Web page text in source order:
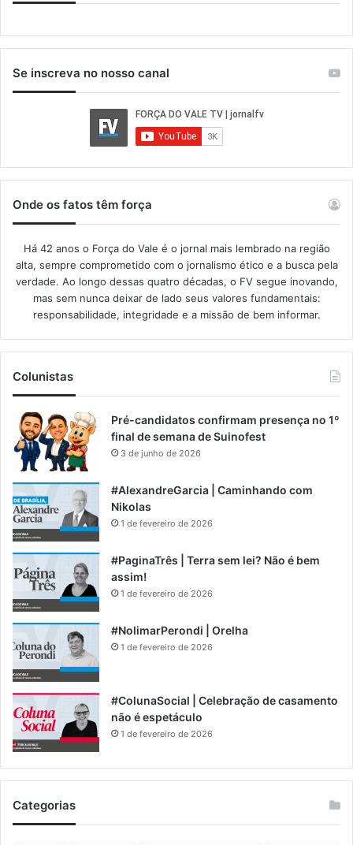
Se inscreva no nosso canal
Onde os fatos têm força
Há 42 anos o Força do Vale é o jornal mais lembrado na região
alta, sempre comprometido com o jornalismo ético e a busca pela
verdade. Ao longo dessas quatro décadas, o FV segue inovando,
mas sem nunca deixar de lado seus valores fundamentais:
responsabilidade, integridade e a missão de bem informar.​
Colunistas
Pré-candidatos confirmam presença no 1º
final de semana de Suinofest
3 de junho de 2026
#AlexandreGarcia | Caminhando com
Nikolas
1 de fevereiro de 2026
#PaginaTrês | Terra sem lei? Não é bem
assim!
1 de fevereiro de 2026
#NolimarPerondi | Orelha
1 de fevereiro de 2026
#ColunaSocial | Celebração de casamento
não é espetáculo
1 de fevereiro de 2026
Categorias